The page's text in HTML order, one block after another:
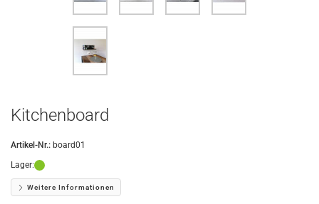
Kitchenboard
Artikel-Nr.: board01
Lager:
Weitere Informationen